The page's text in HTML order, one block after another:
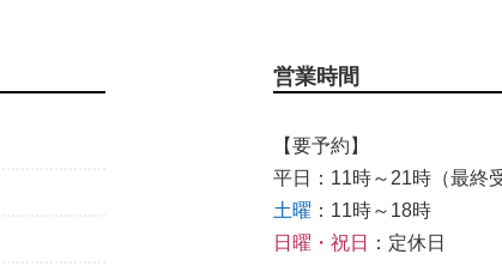
営業時間
【要予約】
平日：11時～21時（最終
土曜 ：11時～18時
日曜・祝日
：定休日